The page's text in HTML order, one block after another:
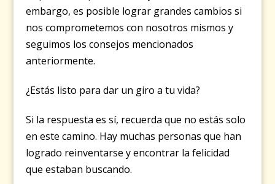
embargo, es posible lograr grandes cambios si
nos comprometemos con nosotros mismos y
seguimos los consejos mencionados
anteriormente.
¿Estás listo para dar un giro a tu vida?
Si la respuesta es sí, recuerda que no estás solo
en este camino. Hay muchas personas que han
logrado reinventarse y encontrar la felicidad
que estaban buscando.